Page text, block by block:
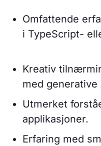
Omfattende
i TypeScript-
Kreativ
med generative
Utmerket
applikasjoner.
Erfaring med